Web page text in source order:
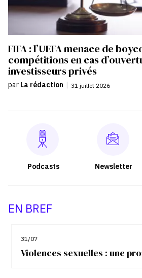
FIFA : l’UEFA menace de
compétitions en cas
investisseurs privés
par La rédaction | 31 juillet 2026
Podcasts Newsletter
EN BREF
31/07
Violences sexuelles : une